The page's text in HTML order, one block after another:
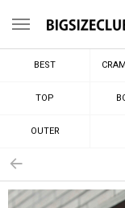
메뉴
BEST
TOP
OUTER